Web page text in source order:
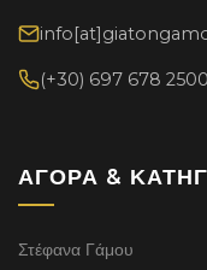
(+30) 697 678 2500
ΑΓΟΡΆ &
Στέφανα Γάμου